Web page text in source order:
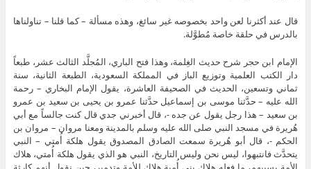
قال عند أكثرنا لعن واحد بخصوصه غير سائغ، وهذه مسألة – كما قلنا – تناولناها
بالدرس في حلقة خاصة مُطوَّلة.
الإمام ابن حجر شرح حديث الغِلمة، وهذا فتح الباري، المُجلَّد الثالث عشر، طبعاً
دار الكتب العلمية وتوزيع الباز في المملكة السعودية، الطبعة الثانية، سنة
ثماني وتسعين، الحديث في الصحيفة العاشرة، يقول الإمام البخاري – رحمة
الله عليه – حدَّثنا موسى بن إسماعيل حدَّثنا عمرو بن يحيى بن سعيد بن عمرو
بن سعيد – هذا رجل يقول عن جده -، قال أخبرني جدي قال كنت جالساً مع أبي
هُريرة في مسجد النبي صلى الله عليه وسلم بالمدينة ومعنا مروان – مروان بن
الحكم -، قال أبو هُريرة سمعت الصادق المصدوق يقول هلكة أُمتي – النبي
يتحدَّث فانتبهوا، ليس نحن وليس التاريخ، النبي هو الذي يقول هلكة أُمتي، هلاك